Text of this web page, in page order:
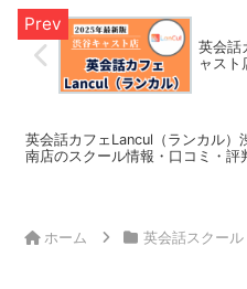
英会話
ャスト
英会話カフェLancul（ランカル）
南店のスクール情報・口コミ・評
ホーム 英会話スクール